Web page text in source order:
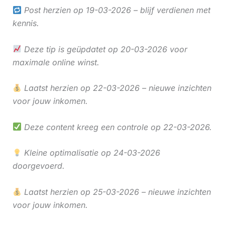
Post herzien op 19-03-2026 – blijf verdienen met
kennis.
Deze tip is geüpdatet op 20-03-2026 voor
maximale online winst.
Laatst herzien op 22-03-2026 – nieuwe inzichten
voor jouw inkomen.
Deze content kreeg een controle op 22-03-2026.
Kleine optimalisatie op 24-03-2026
doorgevoerd.
Laatst herzien op 25-03-2026 – nieuwe inzichten
voor jouw inkomen.